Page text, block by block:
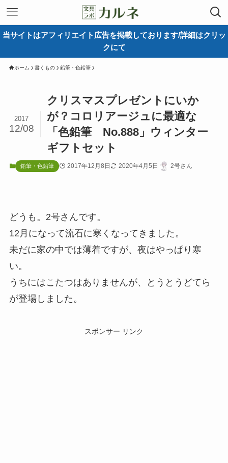
当サイトはアフィリエイト広告を掲載しております/詳細はクリッ
クにて
ホーム 書くもの 鉛筆・色鉛筆
クリスマスプレゼントにいか
が？コロリアージュに最適な
「色鉛筆 No.888」ウィンター
ギフトセット
2017
12/08
鉛筆・色鉛筆 2017年12月8日 2020年4月5日 2号さん
どうも。2号さんです。
12月になって流石に寒くなってきました。
未だに家の中では薄着ですが、夜はやっぱり寒
い。
うちにはこたつはありませんが、とうとうどてら
が登場しました。
スポンサー リンク